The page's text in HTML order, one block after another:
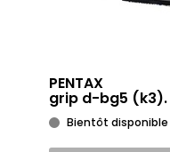
PENTAX
grip d-bg5 (k3).
Bientôt disponible